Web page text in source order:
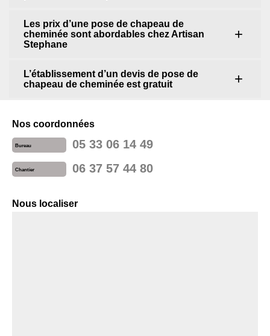
Les prix d’une pose de chapeau de
cheminée sont abordables chez Artisan
Stephane
L’établissement d’un devis de pose de
chapeau de cheminée est gratuit
Nos coordonnées
Bureau 05 33 06 14 49
Chantier 06 37 57 44 80
Nous localiser